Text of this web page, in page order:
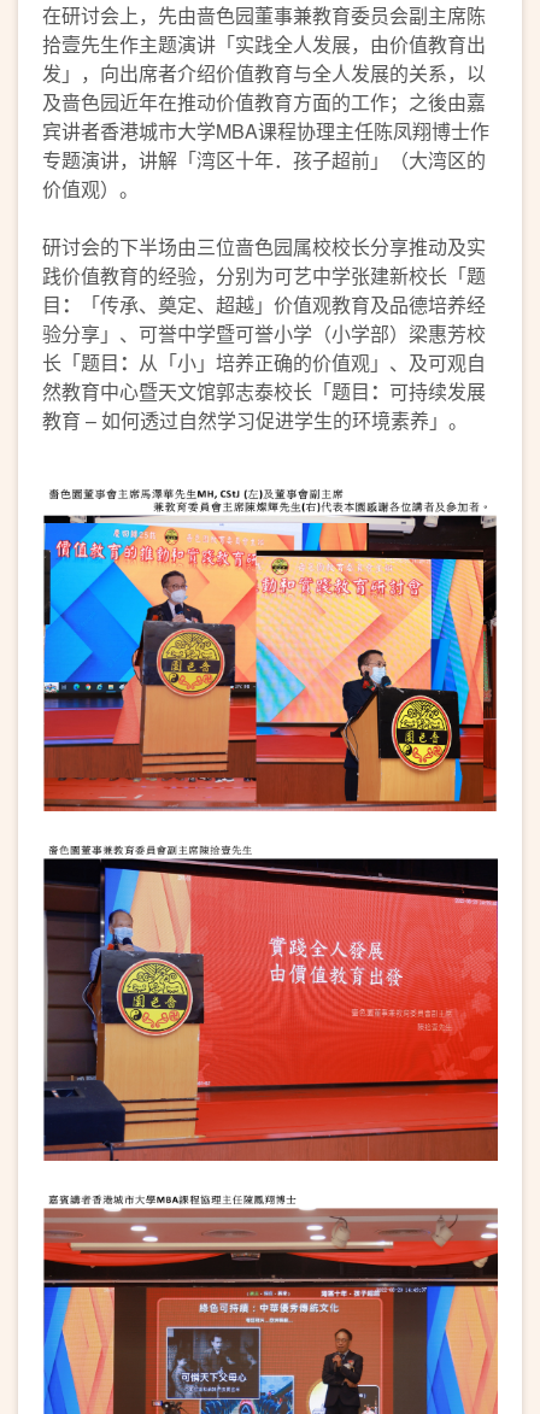
在研讨会上，先由啬色园董事兼教育委员会副主席陈
拾壹先生作主题演讲「实践全人发展，由价值教育出
发」，向出席者介绍价值教育与全人发展的关系，以
及啬色园近年在推动价值教育方面的工作；之後由嘉
宾讲者香港城市大学MBA课程协理主任陈凤翔博士作
专题演讲，讲解「湾区十年．孩子超前」（大湾区的
价值观）。
研讨会的下半场由三位啬色园属校校长分享推动及实
践价值教育的经验，分别为可艺中学张建新校长「题
目 ：
「传承、奠定、超越」价值观教育及品德培养经
验分享」、可誉中学暨可誉小学（小学部）梁惠芳校
长「题目 ： 从「小」培养正确的价值观」、及可观自
然教育中心暨天文馆郭志泰校长「题目 ： 可持续发展
教育 – 如何透过自然学习促进学生的环境素养」。